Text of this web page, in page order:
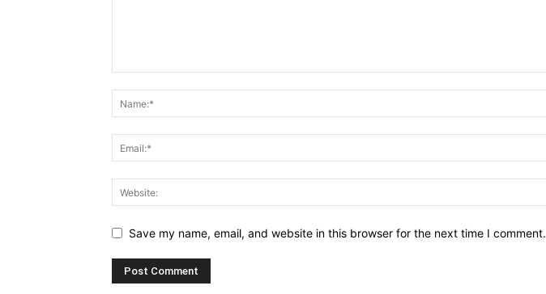
Save my name, email, and website in this browser for the next time I comment.